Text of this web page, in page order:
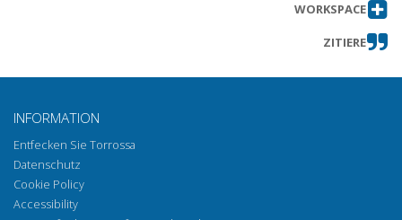
WORKSPACE
ZITIERE
INFORMATION
Entfecken Sie Torrossa
Datenschutz
Cookie Policy
Accessibility